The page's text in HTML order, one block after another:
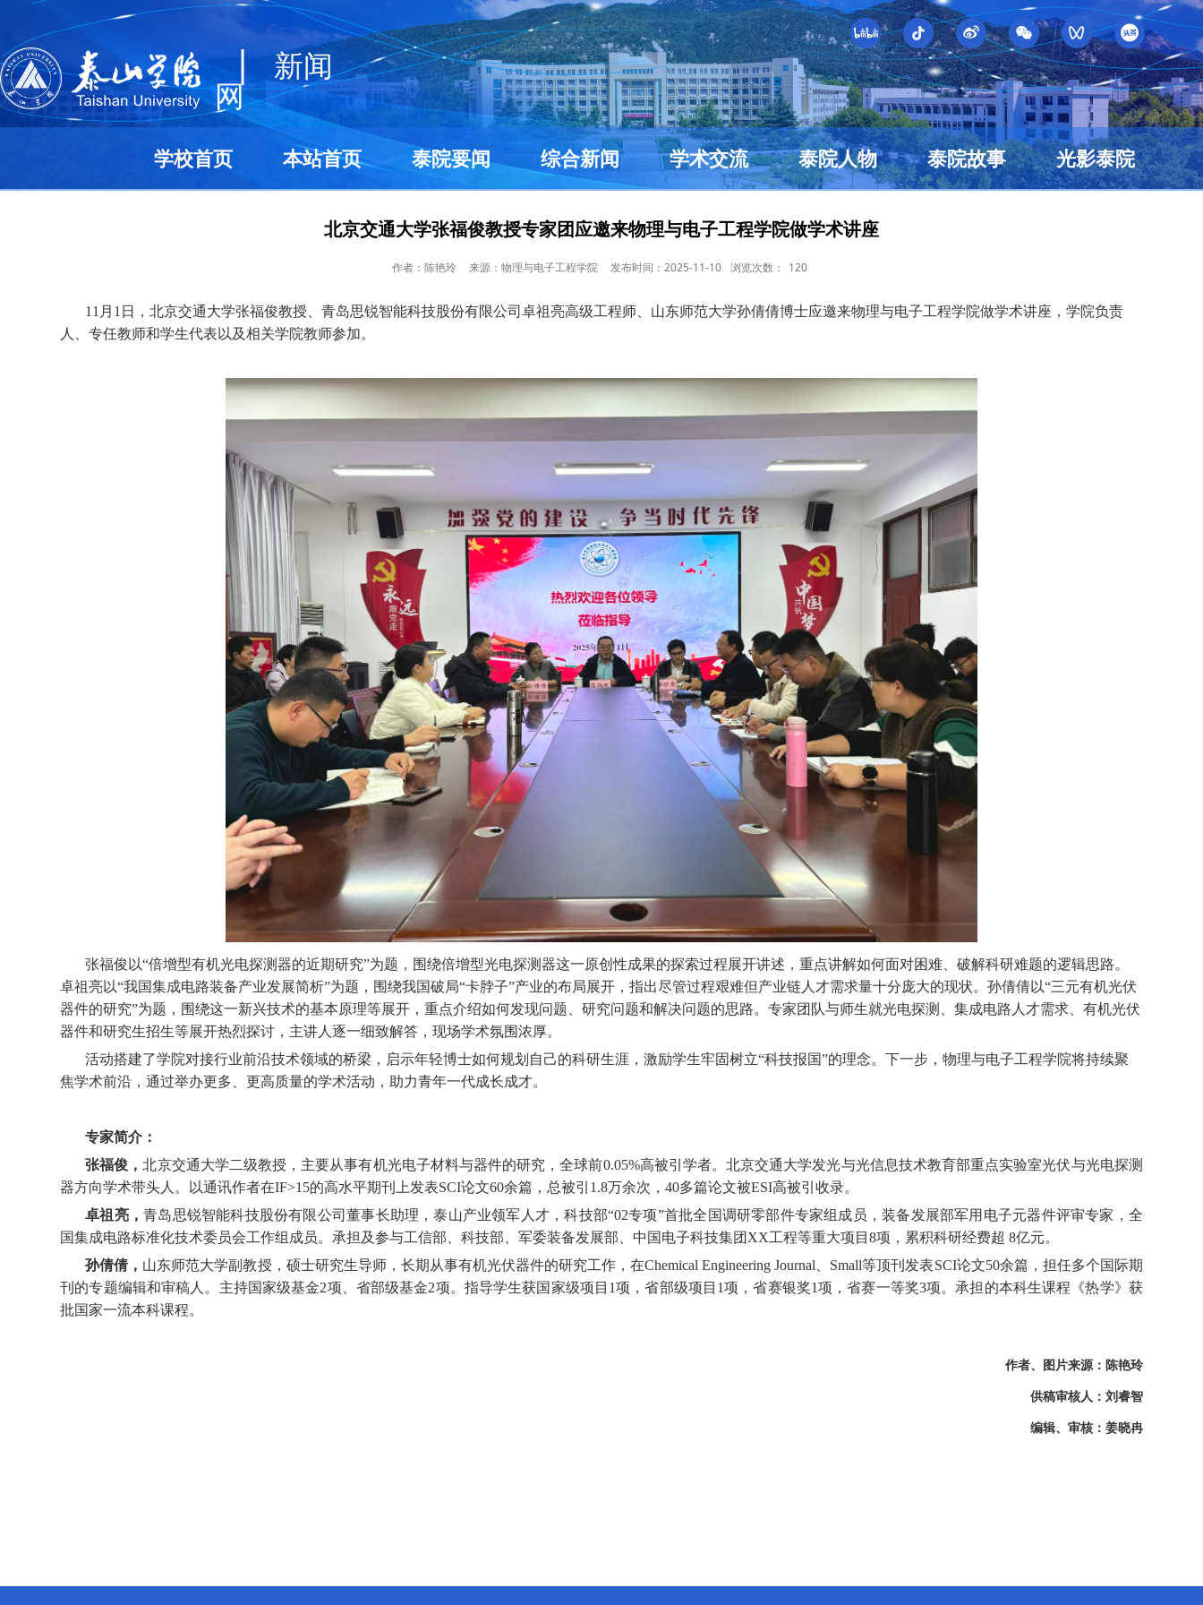
| 新闻
网
学校首页 本站首页 泰院要闻 综合新闻 学术交流 泰院人物 泰院故事 光影泰院
北京交通大学张福俊教授专家团应邀来物理与电子工程学院做学术讲座
作者：陈艳玲 来源：物理与电子工程学院 发布时间：2025-11-10 浏览次数： 120
11 月 1 日，北京交通大学张福俊教授、青岛思锐智能科技股份有限公司卓祖亮高级工程师、山东师范大学孙倩倩博士应邀来物理与电子工程学院做学术讲座，学院负责
人、专任教师和学生代表以及相关学院教师参加。
张福俊以“倍增型有机光电探测器的近期研究”为题，围绕倍增型光电探测器这一原创性成果的探索过程展开讲述 ，重点讲解如何面对困难、破解科研难题的逻辑思路。
卓祖亮以“我国集成电路装备产业发展简析”为题，围绕我国破局“卡脖子”产业的布局展开，指出尽管过程艰难但产业链人才需求量十分庞大的现状。孙倩倩以“三元有机光伏
器件的研究”为题，围绕这一新兴技术的基本原理等展开，重点介绍如何发现问题、研究问题和解决问题的思路。专家团队与师生就光电探测、集成电路人才需求、有机光伏
器件和研究生招生等展开热烈探讨，主讲人逐一细致解答，现场学术氛围浓厚。
活动搭建了学院对接行业前沿技术领域的桥梁，启示年轻博士如何规划自己的科研生涯，激励学生牢固树立“科技报国”的理念。下一步，物理与电子工程学院将持续聚
焦学术前沿，通过举办更多、更高质量的学术活动，助力青年一代成长成才。
专家简介：
张福俊，北京交通大学二级教授，主要从事有机光电子材料与器件的研究，全球前0.05%高被引学者。北京交通大学发光与光信息技术教育部重点实验室光伏与光电探测
器方向学术带头人。以通讯作者在IF>15的高水平期刊上发表SCI论文60余篇，总被引 1.8万余次，40多篇论文被ESI高被引收录。
卓祖亮，青岛思锐智能科技股份有限公司董事长助理，泰山产业领军人才，科技部“02专项”首批全国调研零部件专家组成员，装备发展部军用电子元器件评审专家，全
国集成电路标准化技术委员会工作组成员。承担及参与工信部、科技部、军委装备发展部、中国电子科技集团 XX工程等重大项目8项，累积科研经费超8亿元。
孙倩倩， 山东师范大学副教授，硕士研究生导师，长期从事有机光伏器件的研究工作，在Chemical Engineering Journal Small等顶刊发表SCI论文50余篇，担任多个国际期
刊的专题编辑和审稿人。主持国家级基金2项、省部级基金2项。指导学生获国家级项目 1项，省部级项目 1项，省赛银奖1项，省赛一等奖3项。承担的本科生课程《热学》获
批国家一流本科课程。
作者、图片来源：陈艳玲
供稿审核人：刘睿智
编辑、审核：姜晓冉